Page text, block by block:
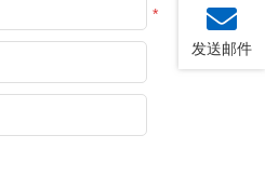
*
发送邮件